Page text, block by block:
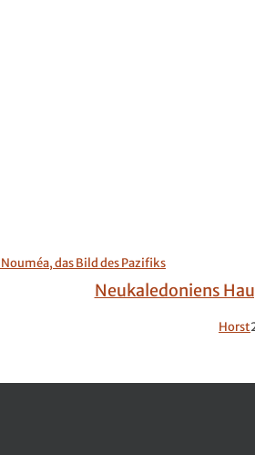
Neukaledoniens
Horst